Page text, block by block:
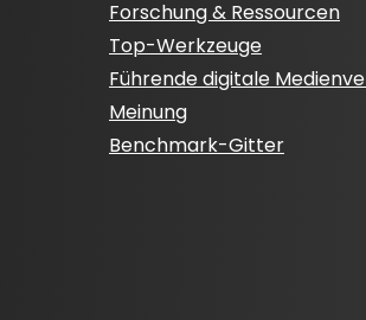
Forschung & Ressourcen
Top-Werkzeuge
Führende digitale
Meinung
Benchmark-Gitter